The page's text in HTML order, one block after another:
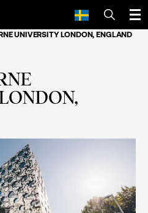
SÖK
UNIVERSITY LONDON, ENGLAND